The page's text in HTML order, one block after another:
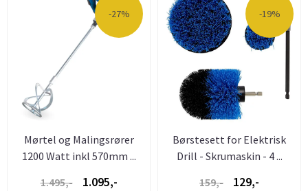
-27%
Mørtel og Malingsrører
1200 Watt inkl 570mm ...
1.495,-
1.095,-
-19%
Børstesett for Elektrisk
Drill - Skrumaskin - 4 ...
159,-
129,-